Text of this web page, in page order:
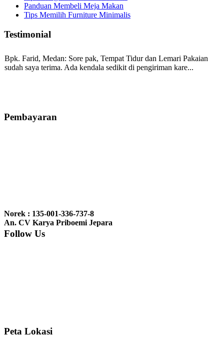
Panduan Membeli Meja Makan
Tips Memilih Furniture Minimalis
Testimonial
Bpk. Farid, Medan: Sore pak, Tempat Tidur dan Lemari Pakaian
sudah saya terima. Ada kendala sedikit di pengiriman kare...
bale2 dan kursi teras saya sudah saya terima dan p...
nyesel deh beli geby...
Pembayaran
Norek : 135-001-336-737-8
An. CV Karya Priboemi Jepara
Follow Us
Peta Lokasi